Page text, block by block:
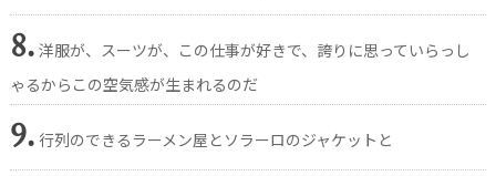
8. 洋服が、スーツが、この仕事が好きで、誇りに思っていらっし
ゃるからこの空気感が生まれるのだ
9. 行列のできるラーメン屋とソラーロのジャケットと